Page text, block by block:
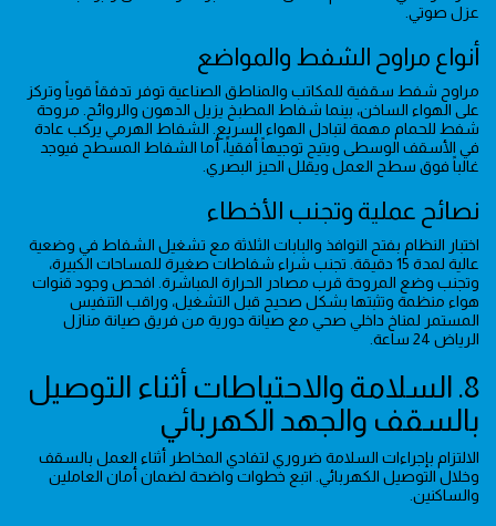
عزل صوتي.
أنواع مراوح الشفط والمواضع
مراوح شفط سقفية للمكاتب والمناطق الصناعية توفر تدفقاً قوياً وتركز
على الهواء الساخن، بينما شفاط المطبخ يزيل الدهون والروائح. مروحة
شفط للحمام مهمة لتبادل الهواء السريع. الشفاط الهرمي يركب عادة
في الأسقف الوسطى ويتيح توجيهاً أفقياً، أما الشفاط المسطح فيوجد
غالباً فوق سطح العمل ويقلل الحيز البصري.
نصائح عملية وتجنب الأخطاء
اختبار النظام بفتح النوافذ والبابات الثلاثة مع تشغيل الشفاط في وضعية
عالية لمدة 15 دقيقة. تجنب شراء شفاطات صغيرة للمساحات الكبيرة،
وتجنب وضع المروحة قرب مصادر الحرارة المباشرة. افحص وجود قنوات
هواء منظمة وتثبتها بشكل صحيح قبل التشغيل، وراقب التنفيس
المستمر لمناخ داخلي صحي مع صيانة دورية من فريق صيانة منازل
الرياض 24 ساعة.
8. السلامة والاحتياطات أثناء التوصيل
بالسقف والجهد الكهربائي
الالتزام بإجراءات السلامة ضروري لتفادي المخاطر أثناء العمل بالسقف
وخلال التوصيل الكهربائي. اتبع خطوات واضحة لضمان أمان العاملين
والساكنين.